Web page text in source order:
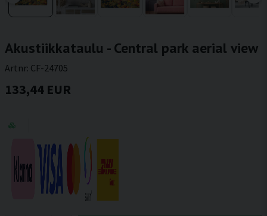
Akustiikkataulu - Central park aerial view
Artnr: CF-24705
133,44 EUR